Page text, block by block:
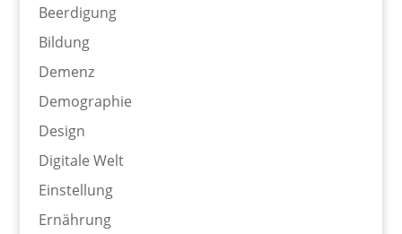
Beerdigung
Bildung
Demenz
Demographie
Design
Digitale Welt
Einstellung
Ernährung